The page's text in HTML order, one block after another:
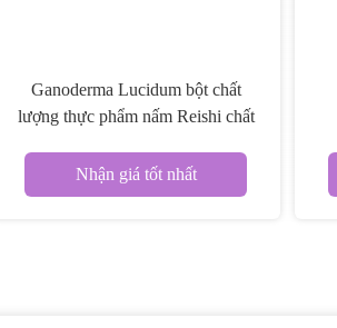
Ganoderma Lucidum bột chất
lượng thực phẩm nấm Reishi chất
bột
Nhận giá tốt nhất